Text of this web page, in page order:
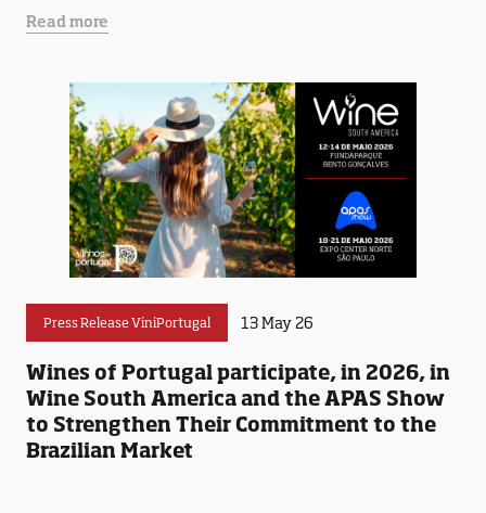
Read more
Press Release ViniPortugal 13 May 26
Wines of Portugal participate, in 2026, in
Wine South America and the APAS Show
to Strengthen Their Commitment to the
Brazilian Market